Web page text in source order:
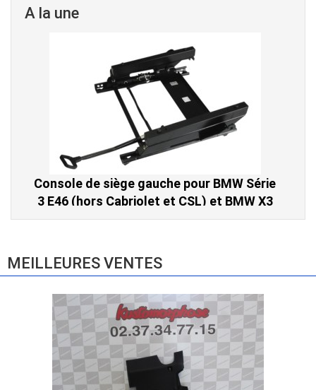
A la une
Console de siège gauche pour BMW Série
3 E46 (hors Cabriolet et CSL) et BMW X3
E83 (2004-2010)
MEILLEURES VENTES